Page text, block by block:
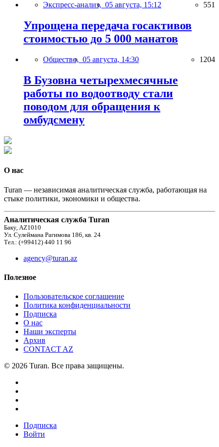
Экспресс-анализ, 05 августа, 15:12 551
Упрощена передача госактивов
стоимостью до 5 000 манатов
Общество, 05 августа, 14:30 1204
В Бузовна четырехмесячные
работы по водоотводу стали
поводом для обращения к
омбудсмену
О нас
Turan — независимая аналитическая служба, работающая на
стыке политики, экономики и общества.
Аналитическая служба Turan
Баку, AZ1010
Ул. Сулеймана Рагимова 186, кв. 24
Тел.: (+99412) 440 11 96
agency@turan.az
Полезное
Пользовательское соглашение
Политика конфиденциальности
Подписка
О нас
Наши эксперты
Архив
CONTACT AZ
© 2026 Turan. Все права защищены.
Подписка
Войти